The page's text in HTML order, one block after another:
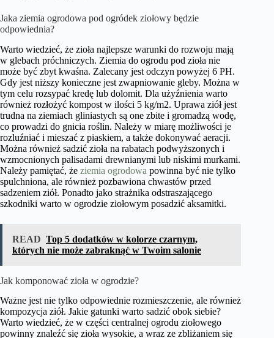
Jaka ziemia ogrodowa pod ogródek ziołowy będzie
odpowiednia?
Warto wiedzieć, że zioła najlepsze warunki do rozwoju mają
w glebach próchniczych. Ziemia do ogrodu pod zioła nie
może być zbyt kwaśna. Zalecany jest odczyn powyżej 6 PH.
Gdy jest niższy konieczne jest zwapniowanie gleby. Można w
tym celu rozsypać kredę lub dolomit. Dla użyźnienia warto
również rozłożyć kompost w ilości 5 kg/m2. Uprawa ziół jest
trudna na ziemiach gliniastych są one zbite i gromadzą wodę,
co prowadzi do gnicia roślin. Należy w miarę możliwości je
rozluźniać i mieszać z piaskiem, a także dokonywać aeracji.
Można również sadzić zioła na rabatach podwyższonych i
wzmocnionych palisadami drewnianymi lub niskimi murkami.
Należy pamiętać, że ziemia ogrodowa powinna być nie tylko
spulchniona, ale również pozbawiona chwastów przed
sadzeniem ziół. Ponadto jako strażnika odstraszającego
szkodniki warto w ogrodzie ziołowym posadzić aksamitki.
READ Top 5 dodatków w kolorze czarnym,
których nie może zabraknąć w Twoim salonie
Jak komponować zioła w ogrodzie?
Ważne jest nie tylko odpowiednie rozmieszczenie, ale również
kompozycja ziół. Jakie gatunki warto sadzić obok siebie?
Warto wiedzieć, że w części centralnej ogrodu ziołowego
powinny znaleźć się zioła wysokie, a wraz ze zbliżaniem się